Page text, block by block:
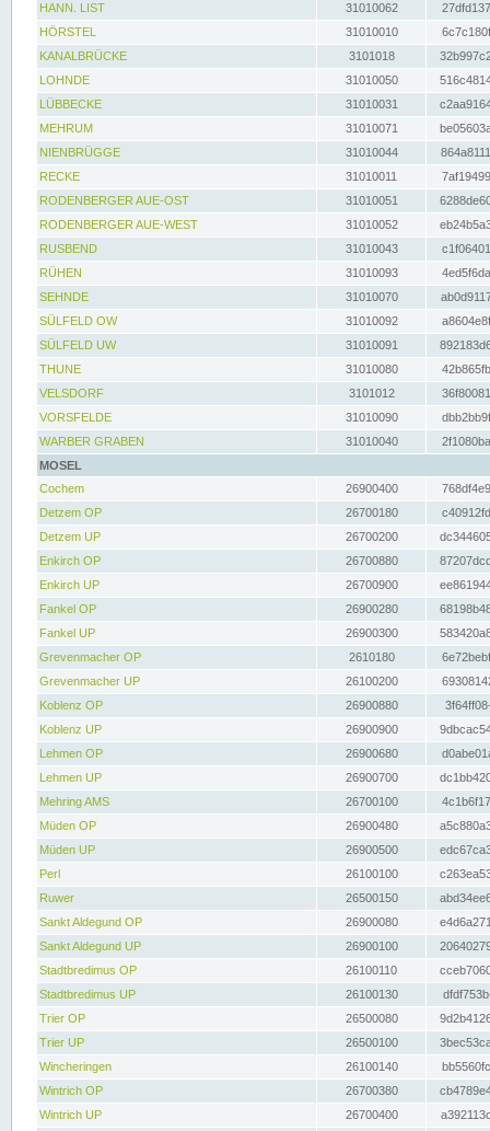
HANN. LIST
31010062
HÖRSTEL
31010010
KANALBRÜCKE
3101018
LOHNDE
31010050
LÜBBECKE
31010031
MEHRUM
31010071
NIENBRÜGGE
31010044
RECKE
31010011
RODENBERGER AUE-OST
31010051
RODENBERGER AUE-WEST
31010052
RUSBEND
31010043
RÜHEN
31010093
SEHNDE
31010070
SÜLFELD OW
31010092
SÜLFELD UW
31010091
THUNE
31010080
VELSDORF
3101012
VORSFELDE
31010090
WARBER GRABEN
31010040
MOSEL
Cochem
26900400
Detzem OP
26700180
Detzem UP
26700200
Enkirch OP
26700880
Enkirch UP
26700900
Fankel OP
26900280
Fankel UP
26900300
Grevenmacher OP
2610180
Grevenmacher UP
26100200
Koblenz OP
26900880
Koblenz UP
26900900
Lehmen OP
26900680
Lehmen UP
26900700
Mehring AMS
26700100
Müden OP
26900480
Müden UP
26900500
Perl
26100100
Ruwer
26500150
Sankt Aldegund OP
26900080
Sankt Aldegund UP
26900100
Stadtbredimus OP
26100110
Stadtbredimus UP
26100130
Trier OP
26500080
Trier UP
26500100
Wincheringen
26100140
Wintrich OP
26700380
Wintrich UP
26700400